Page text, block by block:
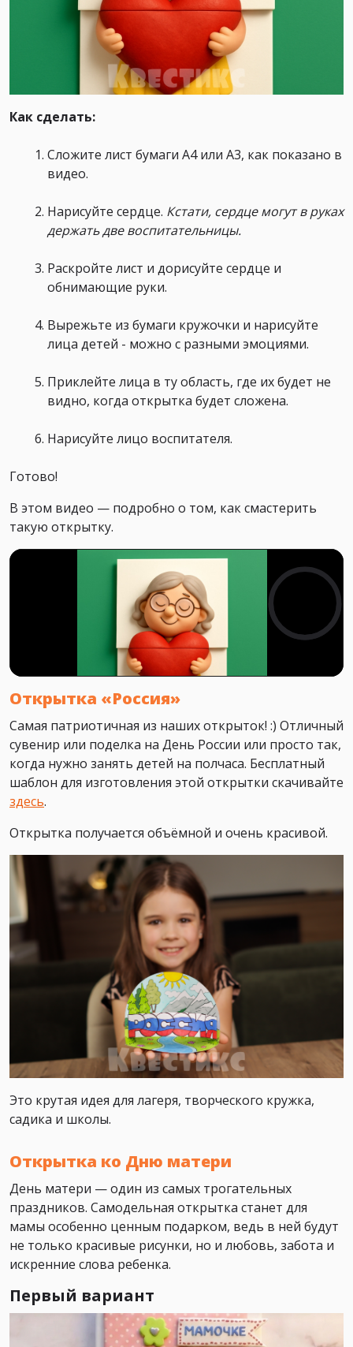
Как сделать:
Сложите лист бумаги А4 или А3, как показано в
видео.
Нарисуйте сердце. Кстати, сердце могут в руках
держать две воспитательницы.
Раскройте лист и дорисуйте сердце и
обнимающие руки.
Вырежьте из бумаги кружочки и нарисуйте
лица детей - можно с разными эмоциями.
Приклейте лица в ту область, где их будет не
видно, когда открытка будет сложена.
Нарисуйте лицо воспитателя.
Готово!
В этом видео — подробно о том, как смастерить
такую открытку.
Открытка «Россия»
Самая патриотичная из наших открыток! :) Отличный
сувенир или поделка на День России или просто так,
когда нужно занять детей на полчаса. Бесплатный
шаблон для изготовления этой открытки скачивайте
здесь.
Открытка получается объёмной и очень красивой.
Это крутая идея для лагеря, творческого кружка,
садика и школы.
Открытка ко Дню матери
День матери — один из самых трогательных
праздников. Самодельная открытка станет для
мамы особенно ценным подарком, ведь в ней будут
не только красивые рисунки, но и любовь, забота и
искренние слова ребенка.
Первый вариант